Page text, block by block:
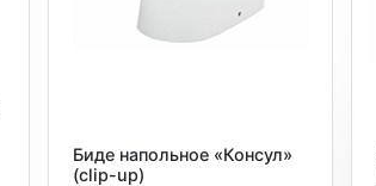
Биде напольное «Консул»
(clip-up)